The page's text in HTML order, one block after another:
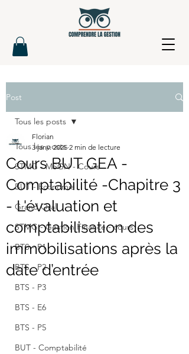
Post
Tous les posts
STMG - MSGN - Cours
BUT - Economie
Grand Oral
STMG - Gestion Finance - cours
BTS - P1
BTS - P2
BTS - P3
BTS - E6
BTS - P5
BUT - Comptabilité
Tous les posts
Cours BUT GEA -
Comptabilité -Chapitre 3
- L'évaluation et
comptabilisation des
immobilisations après la
date d’entrée
Florian
3 janv. 2025 2 min de lecture